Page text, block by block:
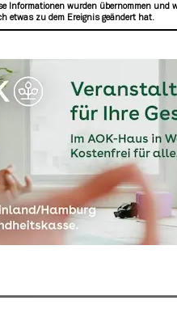
Informationen wurden übernommen
etwas zu dem Ereignis geändert hat.